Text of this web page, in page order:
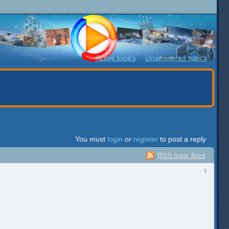
Active topics Unanswered topics
You must login or register to post a reply
RSS topic feed
1